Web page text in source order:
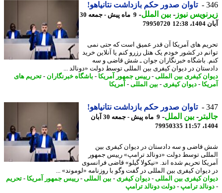
تاوان صدور حکم بازداشت نتانیاهو!
نیوز-بین الملل-
9 ماه پیش - جمعه 30
79950720
های آمریکا آن قدر عمیق است که حتی نمی
در کشور خودم یک هتل رزرو کنم یا آنلاین خرید
باشگاه خبرنگاران جوان ـ شش قاضی و سه
در دیوان کیفری بین المللی توسط دولت «دونالد ...
کیفری بین المللی-رییس جمهور آمریکا- باشگاه خبرنگاران-
تحریم های
- دیوان کیفری- بین المللی-آمریکا
تاوان صدور حکم بازداشت نتانیاهو!
-بین الملل-
9 ماه پیش - جمعه 30 آبان
79950335
و سه دادستان در دیوان کیفری بین
توسط دولت «دونالد ترامپ» رییس جمهور
تحریم شده اند. «نیکولا گیلو» قاضی فرانسوی
کیفری بین المللی در گفت وگو با روزنامه «لوموند» ...
کیفری بین المللی-دیوان کیفری- بین المللی-رییس جمهور آمریکا- تحریم
ترامپ -دولت دونالد ترامپ